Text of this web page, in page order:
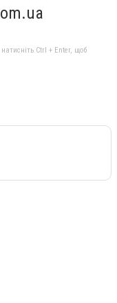
Ctrl + Enter, щоб